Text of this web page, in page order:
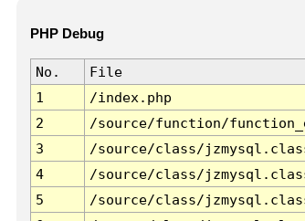
PHP Debug
No. File
1
/index.php
2
/source/function/
3
/source/class/
4
/source/class/
5
/source/class/